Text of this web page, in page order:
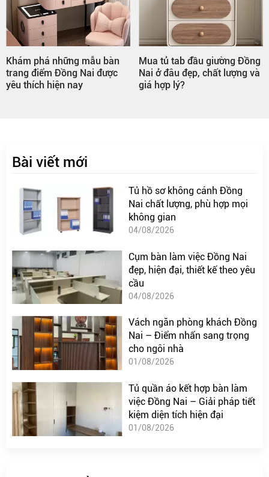
Khám phá những mẫu bàn
trang điểm Đồng Nai được
yêu thích hiện nay
Mua tủ tab đầu giường Đồng
Nai ở đâu đẹp, chất lượng và
giá hợp lý?
Bài viết mới
Tủ hồ sơ không cánh Đồng
Nai chất lượng, phù hợp mọi
không gian
04/08/2026
Cụm bàn làm việc Đồng Nai
đẹp, hiện đại, thiết kế theo yêu
cầu
04/08/2026
Vách ngăn phòng khách Đồng
Nai – Điểm nhấn sang trọng
cho ngôi nhà
01/08/2026
Tủ quần áo kết hợp bàn làm
việc Đồng Nai – Giải pháp tiết
kiệm diện tích hiện đại
01/08/2026